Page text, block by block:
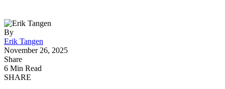
By
Erik Tangen
November 26, 2025
Share
6 Min Read
SHARE